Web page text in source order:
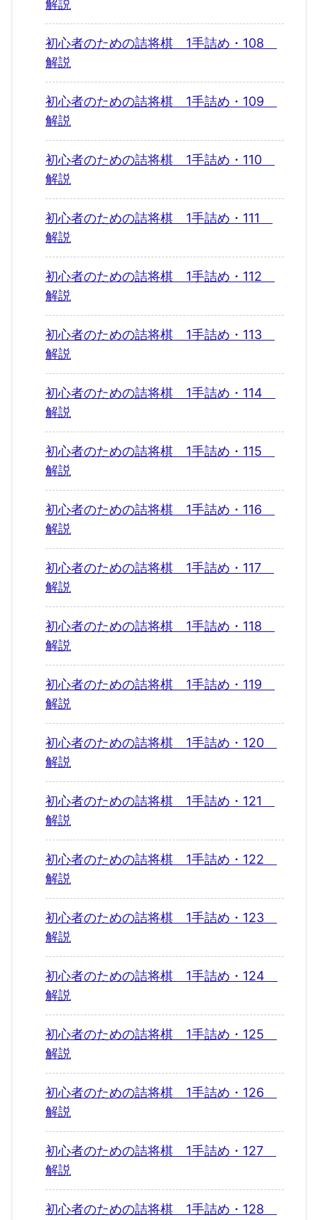
解説
初心者のための詰将棋 1手詰め・108
解説
初心者のための詰将棋 1手詰め・109
解説
初心者のための詰将棋 1手詰め・110
解説
初心者のための詰将棋 1手詰め・111
解説
初心者のための詰将棋 1手詰め・112
解説
初心者のための詰将棋 1手詰め・113
解説
初心者のための詰将棋 1手詰め・114
解説
初心者のための詰将棋 1手詰め・115
解説
初心者のための詰将棋 1手詰め・116
解説
初心者のための詰将棋 1手詰め・117
解説
初心者のための詰将棋 1手詰め・118
解説
初心者のための詰将棋 1手詰め・119
解説
初心者のための詰将棋 1手詰め・120
解説
初心者のための詰将棋 1手詰め・121
解説
初心者のための詰将棋 1手詰め・122
解説
初心者のための詰将棋 1手詰め・123
解説
初心者のための詰将棋 1手詰め・124
解説
初心者のための詰将棋 1手詰め・125
解説
初心者のための詰将棋 1手詰め・126
解説
初心者のための詰将棋 1手詰め・127
解説
初心者のための詰将棋 1手詰め・128